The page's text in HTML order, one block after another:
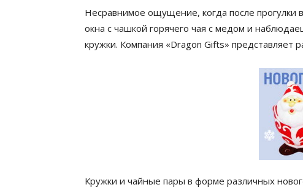
Несравнимое ощущение, когда после
окна с чашкой горячего чая с медом и
кружки. Компания «Dragon Gifts» представляет
Кружки и чайные пары в форме различных